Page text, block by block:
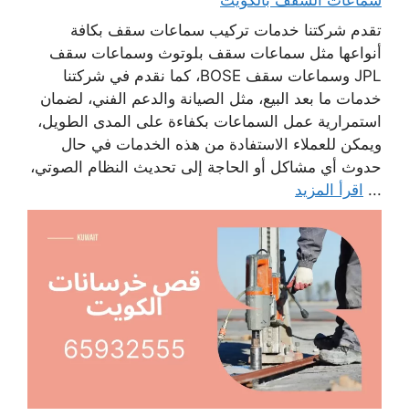
تقدم شركتنا خدمات تركيب سماعات سقف بكافة
أنواعها مثل سماعات سقف بلوتوث وسماعات سقف
JPL وسماعات سقف BOSE، كما نقدم في شركتنا
خدمات ما بعد البيع، مثل الصيانة والدعم الفني، لضمان
استمرارية عمل السماعات بكفاءة على المدى الطويل،
ويمكن للعملاء الاستفادة من هذه الخدمات في حال
حدوث أي مشاكل أو الحاجة إلى تحديث النظام الصوتي،
... اقرأ المزيد